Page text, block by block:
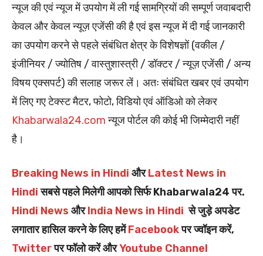
न्यूज की एवं न्यूज में उपयोग में ली गई सामग्रियों की सम्पूर्ण जवाबदारी
केवल और केवल न्यूज़ एजेंसी की है एवं इस न्यूज में दी गई जानकारी
का उपयोग करने से पहले संबंधित क्षेत्र के विशेषज्ञों (वकील /
इंजीनियर / ज्योतिष / वास्तुशास्त्री / डॉक्टर / न्यूज़ एजेंसी / अन्य
विषय एक्सपर्ट) की सलाह जरूर लें। अतः संबंधित खबर एवं उपयोग
में लिए गए टेक्स्ट मैटर, फोटो, विडियो एवं ऑडिओ को लेकर
Khabarwala24.comन्यूज पोर्टल की कोई भी जिम्मेदारी नहीं
है।
Breaking News in Hindi औरLatest News in
Hindiसबसे पहले मिलेगी आपको सिर्फ Khabarwala24 पर.
Hindi News औरIndia News in Hindi से जुड़े अपडेट
लगातार हासिल करने के लिए हमेंFacebookपर ज्वॉइन करें,
Twitterपर फॉलो करें औरYoutube Channel